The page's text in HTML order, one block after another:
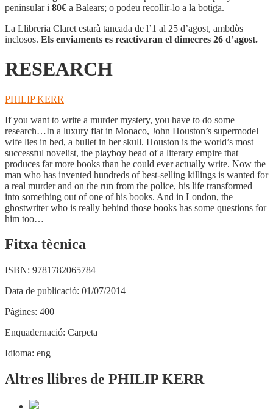
peninsular i 80€ a Balears; o podeu recollir-lo a la botiga.
La Llibreria Claret estarà tancada de l’1 al 25 d’agost, ambdòs
inclosos. Els enviaments es reactivaran el dimecres 26 d’agost.
RESEARCH
PHILIP KERR
If you want to write a murder mystery, you have to do some
research…In a luxury flat in Monaco, John Houston’s supermodel
wife lies in bed, a bullet in her skull. Houston is the world’s most
successful novelist, the playboy head of a literary empire that
produces far more books than he could ever actually write. Now the
man who has invented hundreds of best-selling killings is wanted for
a real murder and on the run from the police, his life transformed
into something out of one of his books. And in London, the
ghostwriter who is really behind those books has some questions for
him too…
Fitxa tècnica
ISBN: 9781782065784
Data de publicació: 01/07/2014
Pàgines: 400
Enquadernació: Carpeta
Idioma: eng
Altres llibres de PHILIP KERR